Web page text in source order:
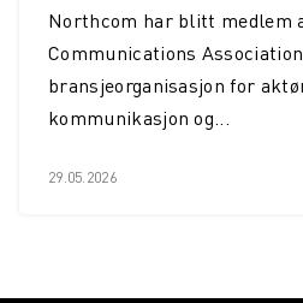
Northcom har blitt medlem
Communications
bransjeorganisasjon for
kommunikasjon og...
29.05.2026